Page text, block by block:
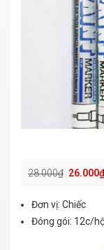
28.000₫ 26.000₫
Đơn vị: Chiếc
Đóng gói: 12c/